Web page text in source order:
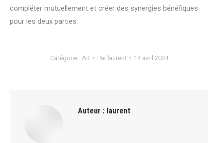
compléter mutuellement et créer des synergies bénéfiques
pour les deux parties.
Catégorie : Art Par laurent 14 avril 2024
Auteur : laurent